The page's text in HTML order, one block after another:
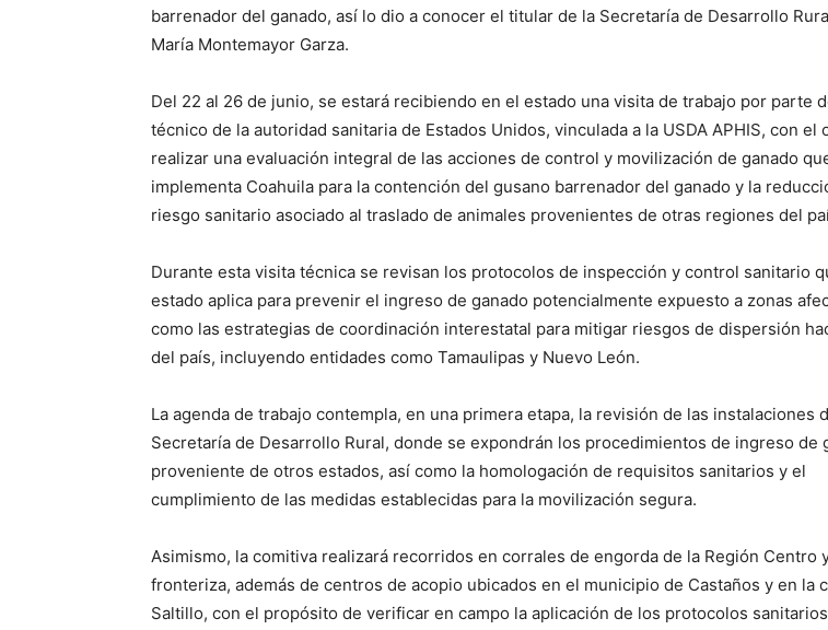
barrenador del ganado, así lo dio a conocer el titular de la Secretaría de Desarrollo
María Montemayor Garza.
Del 22 al 26 de junio, se estará recibiendo en el estado una visita de trabajo por parte
técnico de la autoridad sanitaria de Estados Unidos, vinculada a la USDA APHIS, con el
realizar una evaluación integral de las acciones de control y movilización de ganado
implementa Coahuila para la contención del gusano barrenador del ganado y la
riesgo sanitario asociado al traslado de animales provenientes de otras regiones del
Durante esta visita técnica se revisan los protocolos de inspección y control sanitario
estado aplica para prevenir el ingreso de ganado potencialmente expuesto a zonas
como las estrategias de coordinación interestatal para mitigar riesgos de dispersión
del país, incluyendo entidades como Tamaulipas y Nuevo León.
La agenda de trabajo contempla, en una primera etapa, la revisión de las instalaciones
Secretaría de Desarrollo Rural, donde se expondrán los procedimientos de ingreso de
proveniente de otros estados, así como la homologación de requisitos sanitarios y el
cumplimiento de las medidas establecidas para la movilización segura.
Asimismo, la comitiva realizará recorridos en corrales de engorda de la Región Centro
fronteriza, además de centros de acopio ubicados en el municipio de Castaños y en la
Saltillo, con el propósito de verificar en campo la aplicación de los protocolos